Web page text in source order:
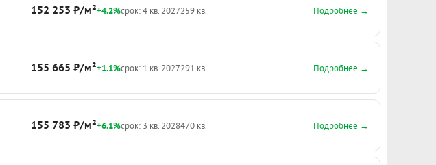
152 253 ₽/м²+4.2%срок: 4 кв. 2027259 кв. Подробнее →
155 665 ₽/м²+1.1%срок: 1 кв. 2027291 кв. Подробнее →
155 783 ₽/м²+6.1%срок: 3 кв. 2028470 кв. Подробнее →